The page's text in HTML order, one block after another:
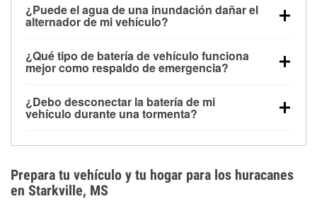
alimentar pequeños accesorios durante un tiempo
limitado, pero el uso repetido sin conducir el vehículo
contar con un equipo de carga de respaldo para
cortes prolongados.
¿Puede el agua de una inundación dañar el
alternador de mi vehículo?
parte baja del compartimento del motor y pueden
dañarse si se sumergen, lo que puede provocar una
días después de la exposición.
¿Qué tipo de batería de vehículo funciona
mejor como respaldo de emergencia?
para aplicaciones de ciclo profundo porque son
selladas, resistentes a las vibraciones y más
¿Debo desconectar la batería de mi
vehículo durante una tormenta?
los daños por inundación. Evitar el agua estancada y
preparar opciones de carga de respaldo son
medidas de protección más efectivas.
Prepara tu vehículo y tu hogar para los huracanes
en Starkville, MS